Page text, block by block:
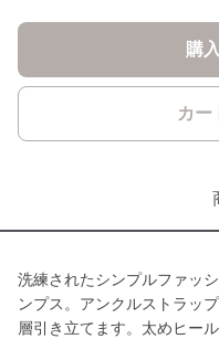
購
カー
洗練されたシンプルファッ
ンプス。アンクルストラッ
層引き立てます。太めヒー